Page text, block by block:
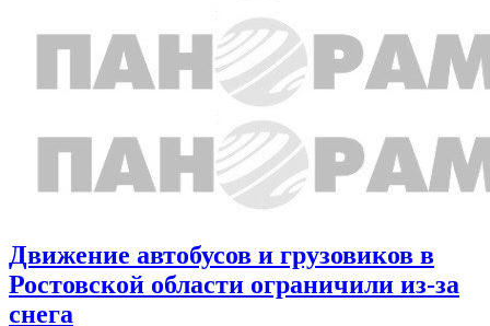
Движение автобусов и грузовиков в
Ростовской области ограничили из-за
снега